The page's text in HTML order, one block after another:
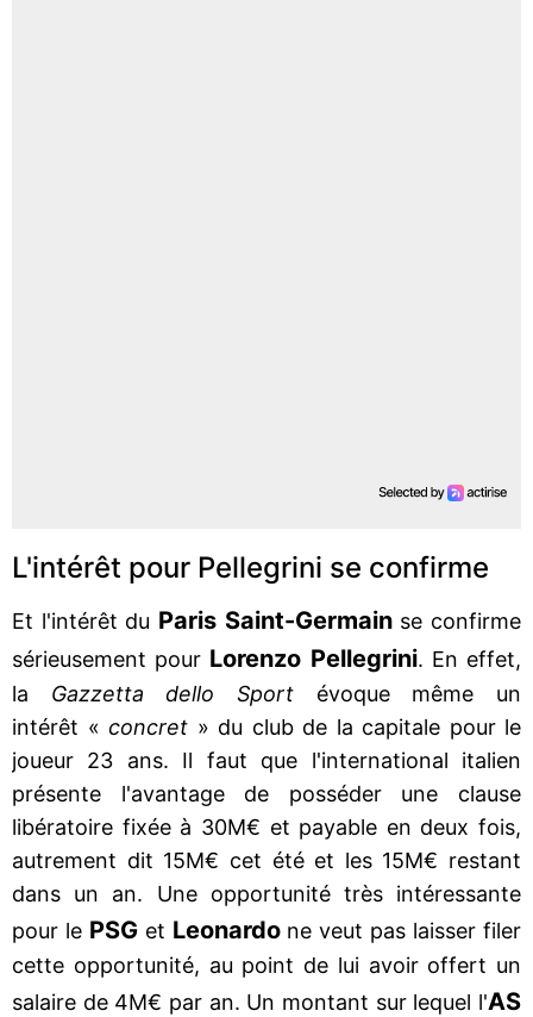
L'intérêt pour Pellegrini se confirme
Et l'intérêt du Paris Saint-Germainse confirme
sérieusement pour Lorenzo Pellegrini. En effet,
la Gazzetta dello Sport évoque même un
intérêt « concret » du club de la capitale pour le
joueur 23 ans. Il faut que l'international italien
présente l'avantage de posséder une clause
libératoire fixée à 30M€ et payable en deux fois,
autrement dit 15M€ cet été et les 15M€ restant
dans un an. Une opportunité très intéressante
pour le PSGet Leonardone veut pas laisser filer
cette opportunité, au point de lui avoir offert un
salaire de 4M€ par an. Un montant sur lequel l'AS